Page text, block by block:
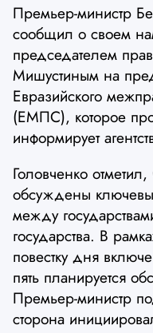
Премьер-министр
сообщил о своем
председателем
Мишустиным на
Евразийского
(ЕМПС), которое
информирует
Головченко
обсуждены
между
государства. В
повестку дня
пять планируется
Премьер-министр
сторона